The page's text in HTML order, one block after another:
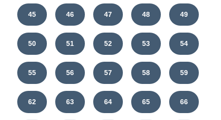
45 46 47 48 49
50 51 52 53 54
55 56 57 58 59
62 63 64 65 66